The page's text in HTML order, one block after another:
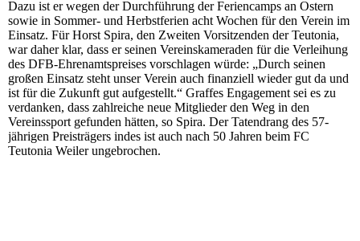
Dazu ist er wegen der Durchführung der Feriencamps an Ostern
sowie in Sommer- und Herbstferien acht Wochen für den Verein im
Einsatz. Für Horst Spira, den Zweiten Vorsitzenden der Teutonia,
war daher klar, dass er seinen Vereinskameraden für die Verleihung
des DFB-Ehrenamtspreises vorschlagen würde: „Durch seinen
großen Einsatz steht unser Verein auch finanziell wieder gut da und
ist für die Zukunft gut aufgestellt.“ Graffes Engagement sei es zu
verdanken, dass zahlreiche neue Mitglieder den Weg in den
Vereinssport gefunden hätten, so Spira. Der Tatendrang des 57-
jährigen Preisträgers indes ist auch nach 50 Jahren beim FC
Teutonia Weiler ungebrochen.